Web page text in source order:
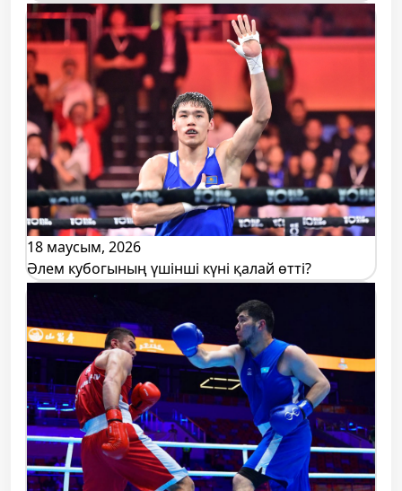
18 маусым, 2026
Әлем кубогының үшінші күні қалай өтті?